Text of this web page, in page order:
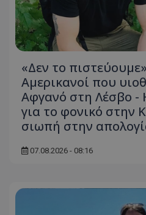
«Δεν το
Αμερικανοί που
Αφγανό στη Λέσβο -
για το φονικό στην
σιωπή στην
07.08.2026 - 08:16